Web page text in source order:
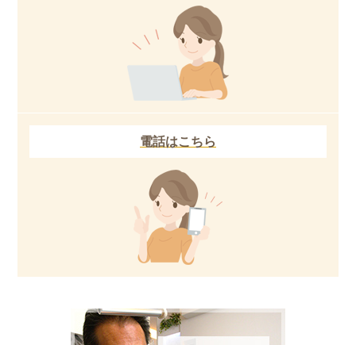
電話はこちら